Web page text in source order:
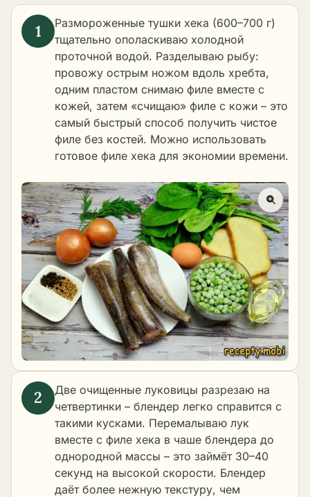
Размороженные тушки хека (600–700 г)
тщательно ополаскиваю холодной
проточной водой. Разделываю рыбу:
провожу острым ножом вдоль хребта,
одним пластом снимаю филе вместе с
кожей, затем «счищаю» филе с кожи – это
самый быстрый способ получить чистое
филе без костей. Можно использовать
готовое филе хека для экономии времени.
Две очищенные луковицы разрезаю на
четвертинки – блендер легко справится с
такими кусками. Перемалываю лук
вместе с филе хека в чаше блендера до
однородной массы – это займёт 30–40
секунд на высокой скорости. Блендер
даёт более нежную текстуру, чем